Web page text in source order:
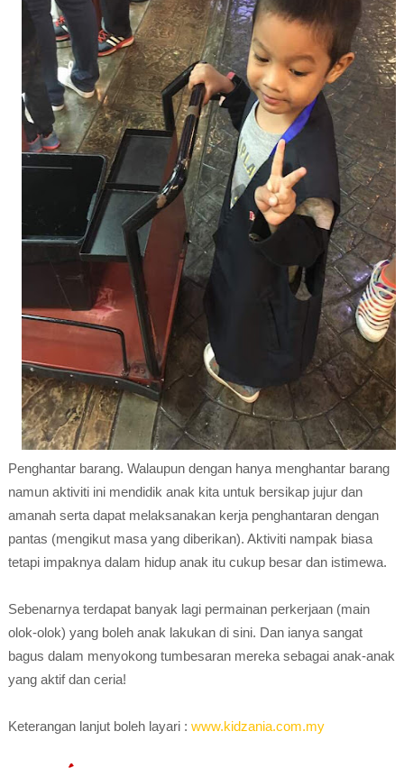
Penghantar barang. Walaupun dengan hanya menghantar barang
namun aktiviti ini mendidik anak kita untuk bersikap jujur dan
amanah serta dapat melaksanakan kerja penghantaran dengan
pantas (mengikut masa yang diberikan). Aktiviti nampak biasa
tetapi impaknya dalam hidup anak itu cukup besar dan istimewa.
Sebenarnya terdapat banyak lagi permainan perkerjaan (main
olok-olok) yang boleh anak lakukan di sini. Dan ianya sangat
bagus dalam menyokong tumbesaran mereka sebagai anak-anak
yang aktif dan ceria!
Keterangan lanjut boleh layari : www.kidzania.com.my